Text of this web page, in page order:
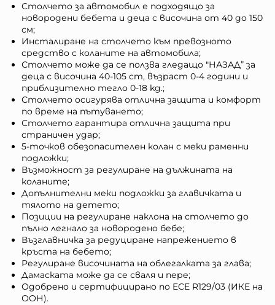
Столчето за автомобил е подходящо за
новородени бебета и деца с височина от 40 до 150
см;
Инсталиране на столчето към превозното
средство с коланите на автомобила;
Столчето може да се ползва гледащо "НАЗАД” за
деца с височина 40-105 cm, възраст 0-4 години и
приблизително тегло 0-18 kg.;
Столчето осигурява отлична защита и комфорт
по време на пътуването;
Столчето гарантира отлична защита при
страничен удар;
5-точков обезопасителен колан с меки раменни
подложки;
Възможност за регулиране на дължината на
коланите;
Допълнителни меки подложки за главичката и
тялото на детето;
Позиции на регулиране наклона на столчето до
пълно легнало за новородено бебе;
Възглавничка за редуциране напрежението в
кръста на бебето;
Регулиране височината на облегалката за глава;
Дамаската може да се сваля и пере;
Одобрено и сертифицирано по ECE R129/03 (ИКЕ на
ООН).